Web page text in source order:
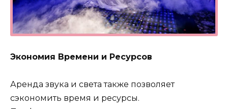
Экономия Времени и Ресурсов
Аренда звука и света также позволяет
сэкономить время и ресурсы.